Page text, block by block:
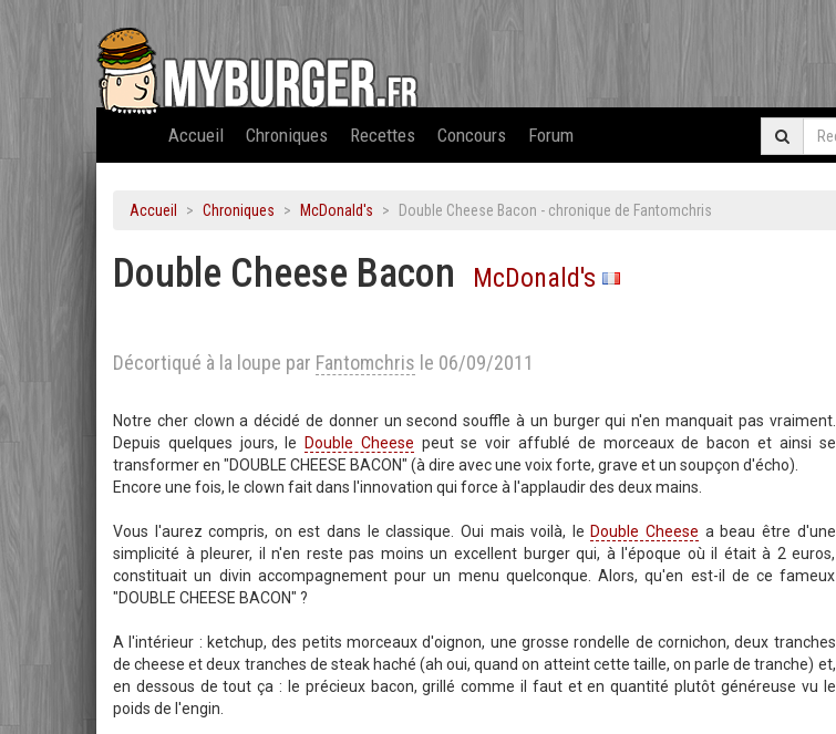
Accueil Chroniques Recettes Concours Forum
Accueil Chroniques McDonald's Double Cheese Bacon - chronique de Fantomchris
Double Cheese Bacon McDonald's
Décortiqué à la loupe par Fantomchris le 06/09/2011
Notre cher clown a décidé de donner un second souffle à un burger qui n'en manquait pas vraiment.
Depuis quelques jours, le
Double Cheese peut se voir affublé de morceaux de bacon et ainsi se
transformer en "DOUBLE CHEESE BACON" (à dire avec une voix forte, grave et un soupçon d'écho).
Encore une fois, le clown fait dans l'innovation qui force à l'applaudir des deux mains.
Vous l'aurez compris, on est dans le classique. Oui mais voilà, le Double Cheese a beau être d'une
simplicité à pleurer, il n'en reste pas moins un excellent burger qui, à l'époque où il était à 2 euros,
constituait un divin accompagnement pour un menu quelconque. Alors, qu'en est-il de ce fameux
"DOUBLE CHEESE BACON" ?
A l'intérieur : ketchup, des petits morceaux d'oignon, une grosse rondelle de cornichon, deux tranches
de cheese et deux tranches de steak haché (ah oui, quand on atteint cette taille, on parle de tranche) et,
en dessous de tout ça : le précieux bacon, grillé comme il faut et en quantité plutôt généreuse vu le
poids de l'engin.